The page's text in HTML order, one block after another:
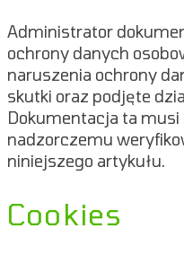
Administrator
ochrony danych
naruszenia ochrony
skutki oraz podjęte
Dokumentacja ta
nadzorczemu
niniejszego artykułu.
Cookies